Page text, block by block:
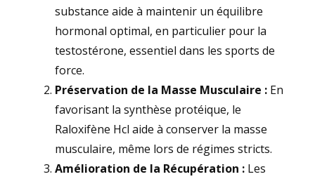
substance aide à maintenir un équilibre
hormonal optimal, en particulier pour la
testostérone, essentiel dans les sports de
force.
Préservation de la Masse Musculaire : En
favorisant la synthèse protéique, le
Raloxifène Hcl aide à conserver la masse
musculaire, même lors de régimes stricts.
Amélioration de la Récupération : Les